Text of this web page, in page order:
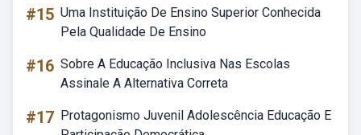
#15 Uma Instituição De Ensino Superior Conhecida
Pela Qualidade De Ensino
#16 Sobre A Educação Inclusiva Nas Escolas
Assinale A Alternativa Correta
#17 Protagonismo Juvenil Adolescência Educação E